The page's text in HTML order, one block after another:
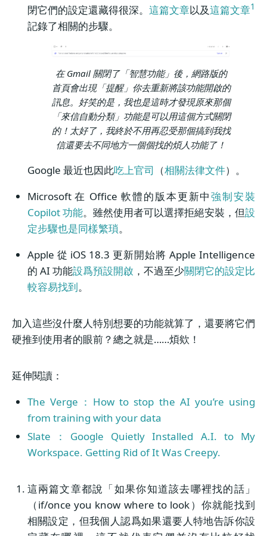
閉它們的設定還藏得很深。 這篇文章以及這篇文章1
記錄了相關的步驟。
在 Gmail 關閉了「智慧功能」後，網路版的
首頁會出現「提醒」你去重新將該功能開啟的
訊息。好笑的是，我也是這時才發現原來那個
「來信自動分類」功能是可以用這個方式關閉
的！太好了，我終於不用再忍受那個搞到我找
信還要去不同地方一個個找的煩人功能了！
Google 最近也因此吃上官司 （相關法律文件）。
Microsoft 在 Office 軟體的版本更新中強制安裝
Copilot 功能。雖然使用者可以選擇拒絕安裝，但設
定步驟也是同樣繁瑣。
Apple 從 iOS 18.3 更新開始將 Apple Intelligence
的 AI 功能設爲預設開啟 ，不過至少關閉它的設定比
較容易找到。
加入這些沒什麼人特別想要的功能就算了，還要將它們
硬推到使用者的眼前？總之就是……煩欸！
延伸閱讀：
The Verge：How to stop the AI you’re using
from training with your data
Slate：Google Quietly Installed A.I. to My
Workspace. Getting Rid of It Was Creepy.
這兩篇文章都說「如果你知道該去哪裡找的話」
（if/once you know where to look）你就能找到
相關設定，但我個人認爲如果還要人特地告訴你設